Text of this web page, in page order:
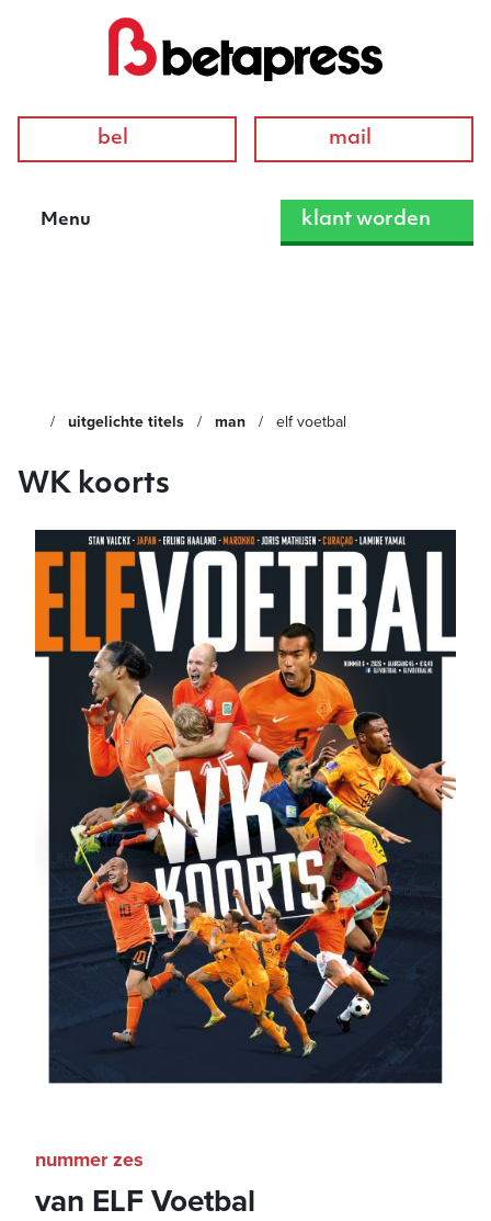
bel mail
Menu klant worden
uitgelichte titels man elf voetbal
WK koorts
van ELF Voetbal
nummer zes